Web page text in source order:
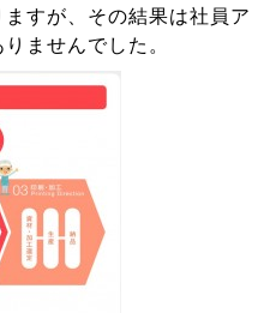
すが、その結果は社員ア
ませんでした。